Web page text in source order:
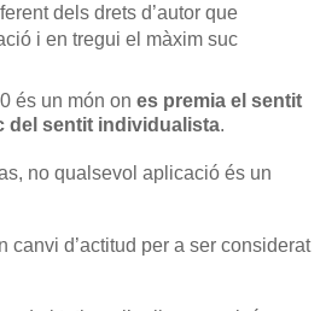
dels drets d’autor que
i en tregui el màxim suc
és un món on es premia el sentit
del sentit individualista.
no qualsevol aplicació és un
canvi d’actitud per a ser considerat